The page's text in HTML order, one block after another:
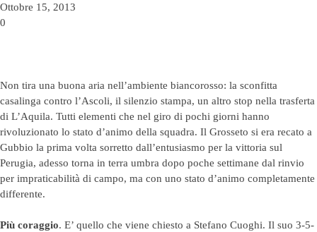
Ottobre 15, 2013
0
Non tira una buona aria nell’ambiente biancorosso: la sconfitta
casalinga contro l’Ascoli, il silenzio stampa, un altro stop nella trasferta
di L’Aquila. Tutti elementi che nel giro di pochi giorni hanno
rivoluzionato lo stato d’animo della squadra. Il Grosseto si era recato a
Gubbio la prima volta sorretto dall’entusiasmo per la vittoria sul
Perugia, adesso torna in terra umbra dopo poche settimane dal rinvio
per impraticabilità di campo, ma con uno stato d’animo completamente
differente.
Più coraggio. E’ quello che viene chiesto a Stefano Cuoghi. Il suo 3-5-